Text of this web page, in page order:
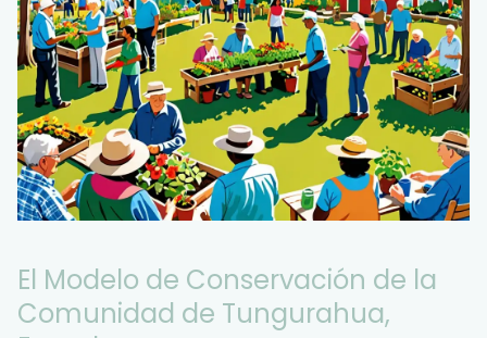
El Modelo de Conservación de la
Comunidad de Tungurahua,